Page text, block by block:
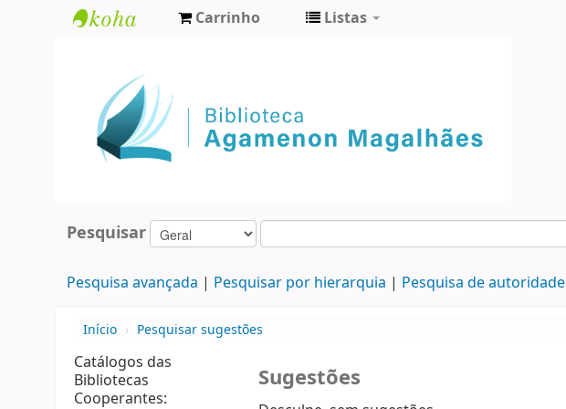
Agamenon
Magalhães
Carrinho Listas
Pesquisar
Pesquisa avançada Pesquisar por hierarquia Pesquisa de autoridade
Início › Pesquisar sugestões
Catálogos das
Bibliotecas
Cooperantes:
Sugestões